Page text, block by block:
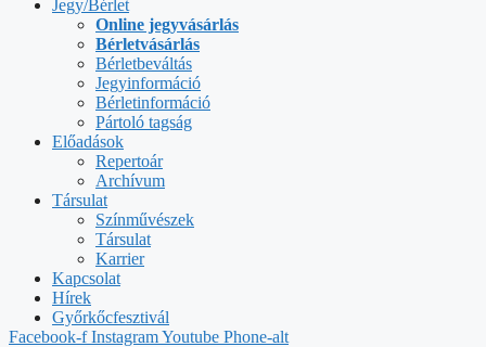
Jegy/Bérlet
Online jegyvásárlás
Bérletvásárlás
Bérletbeváltás
Jegyinformáció
Bérletinformáció
Pártoló tagság
Előadások
Repertoár
Archívum
Társulat
Színművészek
Társulat
Karrier
Kapcsolat
Hírek
Győrkőcfesztivál
Facebook-f InstagramYoutube Phone-alt